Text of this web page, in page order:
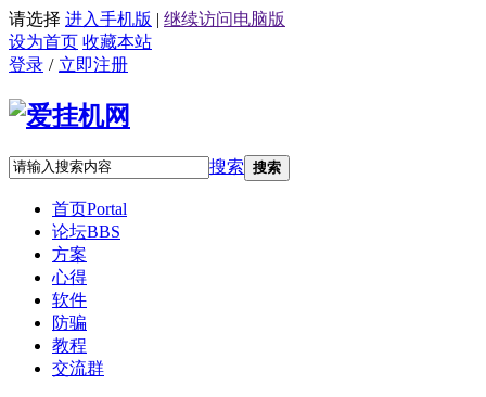
请选择 进入手机版 | 继续访问电脑版
设为首页 收藏本站
登录 / 立即注册
搜索 搜索
首页Portal
论坛BBS
方案
心得
软件
防骗
教程
交流群